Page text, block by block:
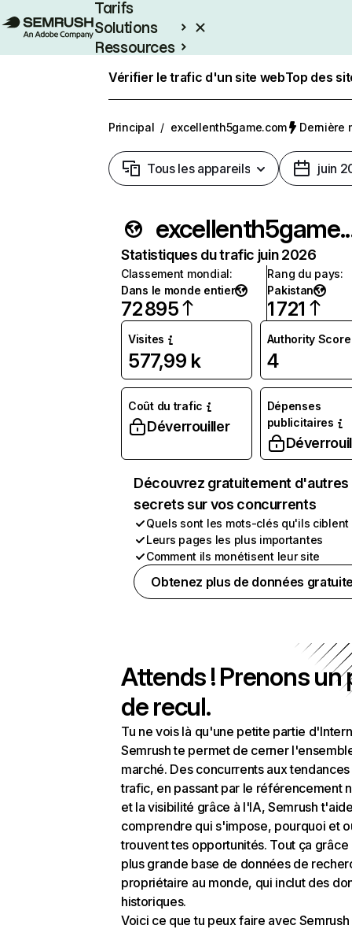
Tarifs
Solutions
Ressources
Vérifier le trafic d'un site webTop des
Principal / excellenth5game.com Dernière
Tous les appareils juin
Statistiques du trafic juin 2026
Classement mondial:
Dans le monde entier
72 895
Rang du pays:
Pakistan
1 721
Visites
577,99 k
Authority Score
4
Coût du trafic
Déverrouiller
Dépenses
publicitaires
Découvrez gratuitement d'autres
secrets sur vos concurrents
Quels sont les mots-clés qu'ils ciblent
Leurs pages les plus importantes
Comment ils monétisent leur site
Obtenez plus de données
Attends ! Prenons un
de recul.
Tu ne vois là qu'une petite partie
Semrush te permet de cerner
marché. Des concurrents aux
trafic, en passant par le référencement
et la visibilité grâce à l'IA, Semrush
comprendre qui s'impose, pourquoi et
trouvent tes opportunités. Tout ça grâce
plus grande base de données de
propriétaire au monde, qui inclut des
historiques.
Voici ce que tu peux faire avec Semrush